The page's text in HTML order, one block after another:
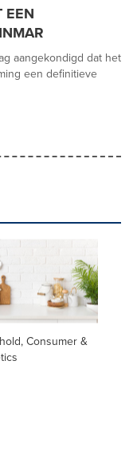
EEN
aangekondigd dat het
een definitieve
Consumer &